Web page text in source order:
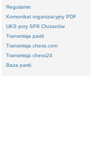
Regulamin
Komunikat organizacyjny PDF
UKS przy SP8 Chrzanów
Transmisja partii
Transmisja chess.com
Transmisja chess24
Baza partii